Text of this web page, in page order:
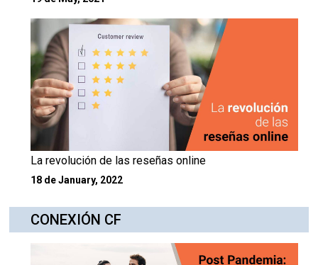
La revolución de las reseñas online
18 de January, 2022
CONEXIÓN CF